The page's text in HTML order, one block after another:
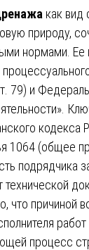
как вид
природу,
нормами. Ее
79) и
кодекса
1064 (общее
подрядчика
технической
что
процесс